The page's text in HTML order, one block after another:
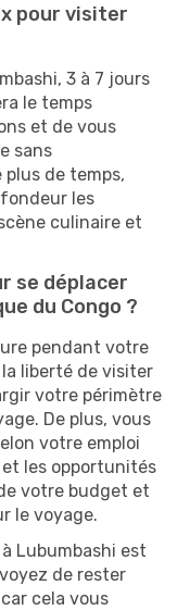
pour visiter
3 à 7 jours
le temps
et de vous
sans
de temps,
les
culinaire et
se déplacer
du Congo ?
pendant votre
liberté de visiter
votre périmètre
De plus, vous
votre emploi
les opportunités
votre budget et
le voyage.
Lubumbashi est
de rester
cela vous